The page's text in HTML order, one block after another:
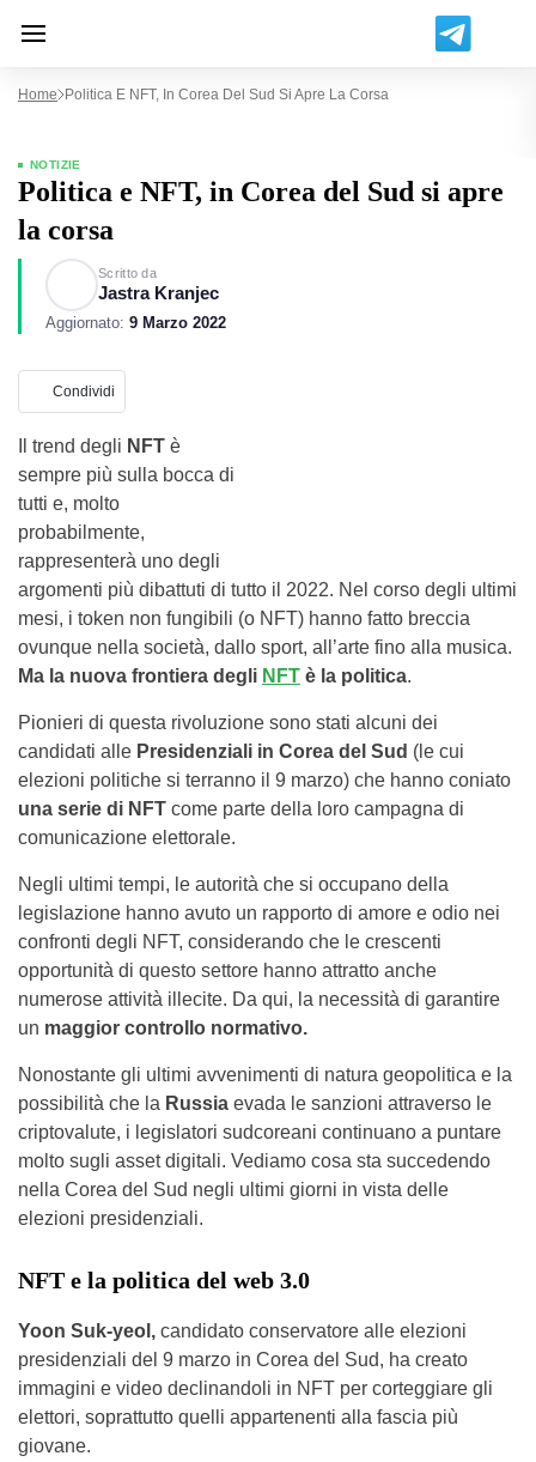
Home Politica E NFT, In Corea Del Sud Si Apre La Corsa
NOTIZIE
Politica e NFT, in Corea del Sud si apre
la corsa
Scritto da
Jastra Kranjec
Aggiornato: 9 Marzo 2022
Condividi
Il trend degli NFT è
sempre più sulla bocca di
tutti e, molto
probabilmente,
rappresenterà uno degli
argomenti più dibattuti di tutto il 2022. Nel corso degli ultimi
mesi, i token non fungibili (o NFT) hanno fatto breccia
ovunque nella società, dallo sport, all’arte fino alla musica.
Ma la nuova frontiera degli NFT è la politica.
Pionieri di questa rivoluzione sono stati alcuni dei
candidati alle Presidenziali in Corea del Sud (le cui
elezioni politiche si terranno il 9 marzo) che hanno coniato
una serie di NFT come parte della loro campagna di
comunicazione elettorale.
Negli ultimi tempi, le autorità che si occupano della
legislazione hanno avuto un rapporto di amore e odio nei
confronti degli NFT, considerando che le crescenti
opportunità di questo settore hanno attratto anche
numerose attività illecite. Da qui, la necessità di garantire
un maggior controllo normativo.
Nonostante gli ultimi avvenimenti di natura geopolitica e la
possibilità che la Russia evada le sanzioni attraverso le
criptovalute, i legislatori sudcoreani continuano a puntare
molto sugli asset digitali. Vediamo cosa sta succedendo
nella Corea del Sud negli ultimi giorni in vista delle
elezioni presidenziali.
NFT e la politica del web 3.0
Yoon Suk-yeol, candidato conservatore alle elezioni
presidenziali del 9 marzo in Corea del Sud, ha creato
immagini e video declinandoli in NFT per corteggiare gli
elettori, soprattutto quelli appartenenti alla fascia più
giovane.